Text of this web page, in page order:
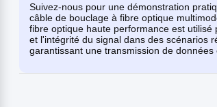
Suivez-nous pour une démonstration
câble de bouclage à fibre optique
fibre optique haute performance est
et l'intégrité du signal dans des scénarios
garantissant une transmission de